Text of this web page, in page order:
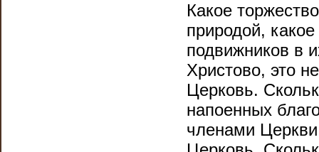
Какое
природой,
подвижников в
Христово, это
Церковь.
напоенных
членами